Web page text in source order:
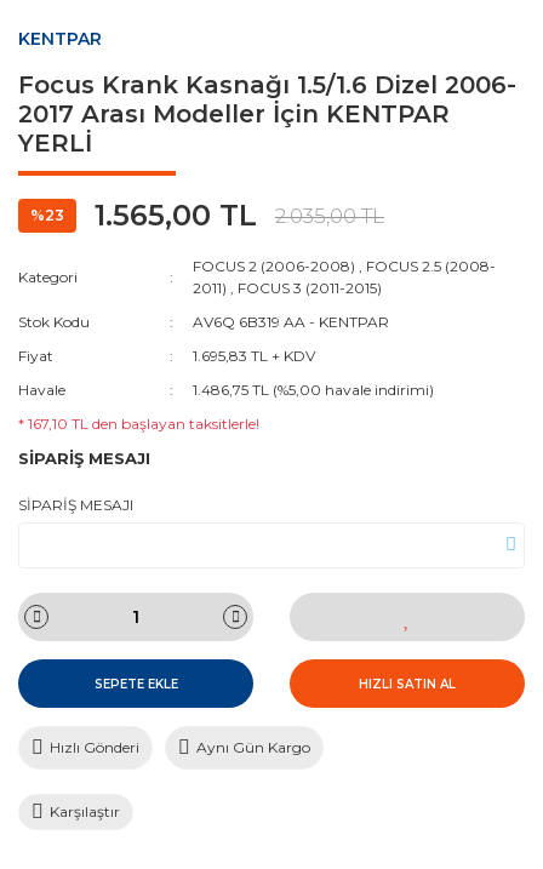
KENTPAR
Focus Krank Kasnağı 1.5/1.6 Dizel 2006-
2017 Arası Modeller İçin KENTPAR
YERLİ
%23 1.565,00 TL 2.035,00 TL
Kategori
FOCUS 2 (2006-2008) , FOCUS 2.5 (2008-
2011) , FOCUS 3 (2011-2015)
Stok Kodu
AV6Q 6B319 AA - KENTPAR
Fiyat
1.695,83 TL + KDV
Havale
1.486,75 TL (%5,00 havale indirimi)
* 167,10 TL den başlayan taksitlerle!
SİPARİŞ MESAJI
SİPARİŞ MESAJI
SEPETE EKLE HIZLI SATIN AL
Hızlı Gönderi Aynı Gün Kargo
Karşılaştır